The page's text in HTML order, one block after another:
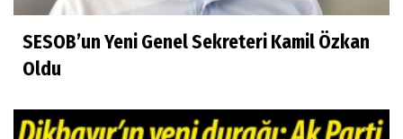
SESOB’un Yeni Genel Sekreteri Kamil Özkan
Oldu